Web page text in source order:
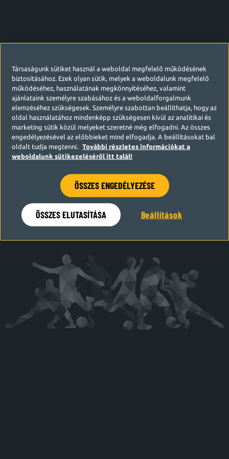
Hamarosan visszatérünk
Társaságunk sütiket használ a weboldal megfelelő működésének
biztosításához. Ezek olyan sütik, melyek a weboldalunk megfelelő
működéséhez, használatának megkönnyítéséhez, valamint
ajánlataink személyre szabásához és a weboldalforgalmunk
elemzéséhez szükségesek. Személyre szabottan beállíthatja, hogy az
oldal használatához mindenképp szükségesen kívül az analitikai és
marketing sütik közül melyeket szeretné még elfogadni. Az összes
engedélyezésével az előbbieket mind elfogadja. A beállításokat bal
oldalt tudja megtenni.
További részletes információkat a
weboldalunk sütikezeléséről itt talál!
ÖSSZES ENGEDÉLYEZÉSE
ÖSSZES ELUTASÍTÁSA Beállítások